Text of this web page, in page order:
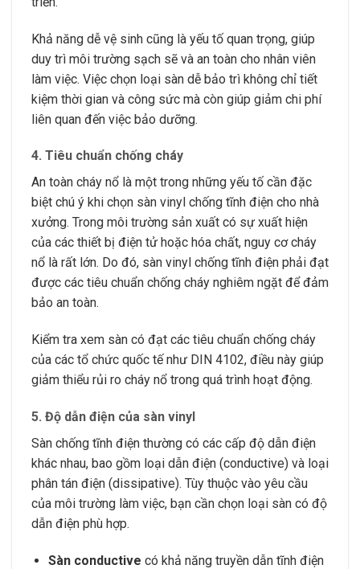
Khả năng dễ vệ sinh cũng là yếu tố quan trọng, giúp
duy trì môi trường sạch sẽ và an toàn cho nhân viên
làm việc. Việc chọn loại sàn dễ bảo trì không chỉ tiết
kiệm thời gian và công sức mà còn giúp giảm chi phí
liên quan đến việc bảo dưỡng.
4. Tiêu chuẩn chống cháy
An toàn cháy nổ là một trong những yếu tố cần đặc
biệt chú ý khi chọn sàn vinyl chống tĩnh điện cho nhà
xưởng. Trong môi trường sản xuất có sự xuất hiện
của các thiết bị điện tử hoặc hóa chất, nguy cơ cháy
nổ là rất lớn. Do đó, sàn vinyl chống tĩnh điện phải đạt
được các tiêu chuẩn chống cháy nghiêm ngặt để đảm
bảo an toàn.
Kiểm tra xem sàn có đạt các tiêu chuẩn chống cháy
của các tổ chức quốc tế như DIN 4102, điều này giúp
giảm thiểu rủi ro cháy nổ trong quá trình hoạt động.
5. Độ dẫn điện của sàn vinyl
Sàn chống tĩnh điện thường có các cấp độ dẫn điện
khác nhau, bao gồm loại dẫn điện (conductive) và loại
phân tán điện (dissipative). Tùy thuộc vào yêu cầu
của môi trường làm việc, bạn cần chọn loại sàn có độ
dẫn điện phù hợp.
Sàn conductive có khả năng truyền dẫn tĩnh điện